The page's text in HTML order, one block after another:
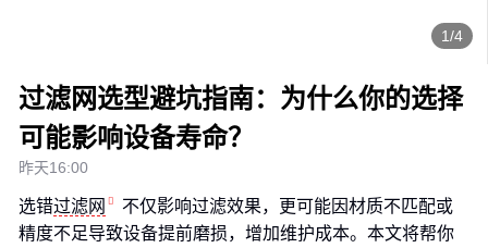
1/4
过滤网选型避坑指南：为什么你的选择
可能影响设备寿命？
昨天16:00
选错过滤网
不仅影响过滤效果，更可能因材质不匹配或
精度不足导致设备提前磨损，增加维护成本。本文将帮你